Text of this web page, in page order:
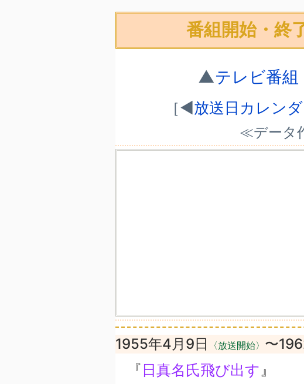
番組開始・終
▲テレビ番
［◀放送日カレン
≪データ
1955年4月9日 〈放送開始〉 〜
『 日真名氏飛び出す』